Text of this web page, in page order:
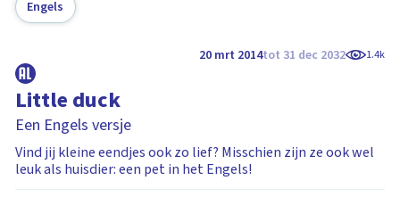
Engels
20 mrt 2014tot 31 dec 2032 1.4k
Little duck
Een Engels versje
Vind jij kleine eendjes ook zo lief? Misschien zijn ze ook wel
leuk als huisdier: een pet in het Engels!